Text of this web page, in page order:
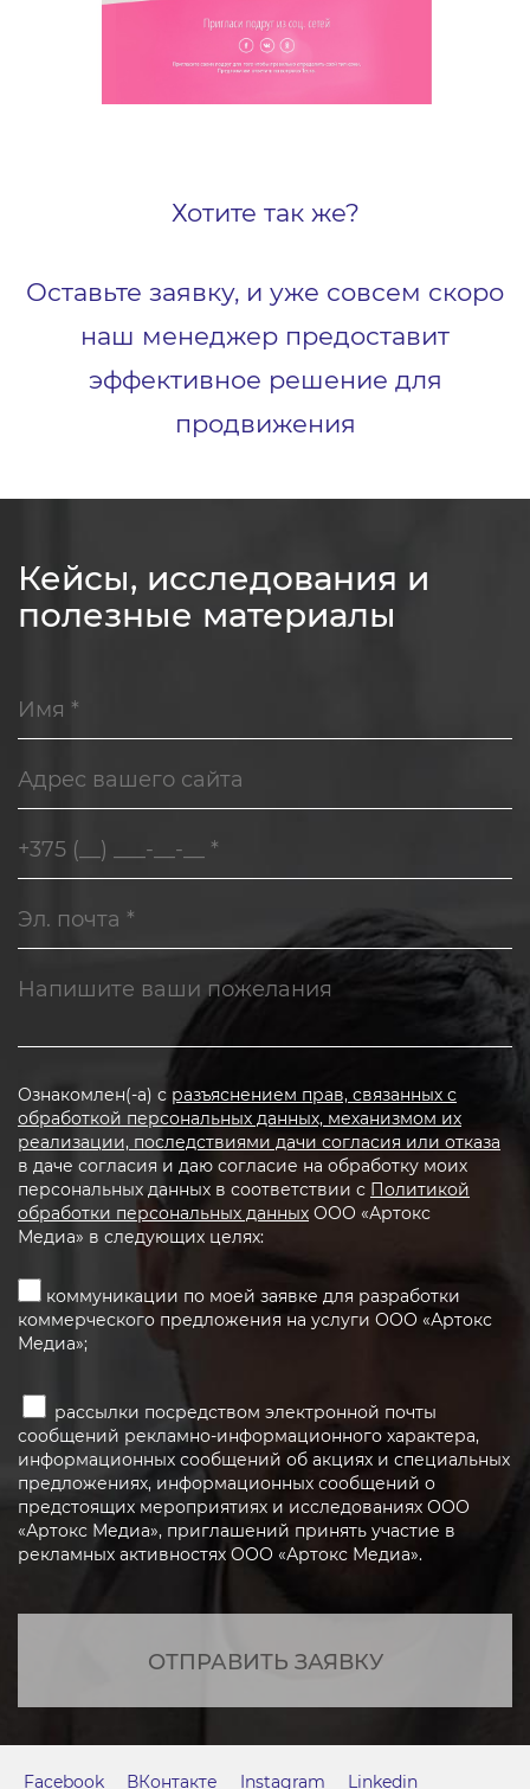
Хотите так же?
Оставьте заявку, и уже совсем скоро
наш менеджер предоставит
эффективное решение для
продвижения
Кейсы, исследования и
полезные материалы
Ознакомлен(-а) с разъяснением прав, связанных с
обработкой персональных данных, механизмом их
реализации, последствиями дачи согласия или отказа
в даче согласия и даю согласие на обработку моих
персональных данных в соответствии с Политикой
обработки персональных данных ООО «Артокс
Медиа» в следующих целях:
коммуникации по моей заявке для разработки
коммерческого предложения на услуги ООО «Артокс
Медиа»;
рассылки посредством электронной почты
сообщений рекламно-информационного характера,
информационных сообщений об акциях и специальных
предложениях, информационных сообщений о
предстоящих мероприятиях и исследованиях ООО
«Артокс Медиа», приглашений принять участие в
рекламных активностях ООО «Артокс Медиа».
ОТПРАВИТЬ ЗАЯВКУ
Facebook ВКонтакте Instagram Linkedin